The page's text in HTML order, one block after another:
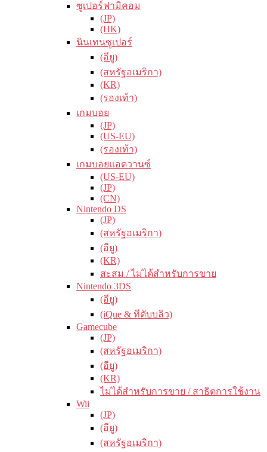
ซูเปอร์ฟามิคอม
(JP)
(HK)
นินเทนซูเปอร์
(อียู)
(สหรัฐอเมริกา)
(KR)
(รองเท้า)
เกมบอย
(JP)
(US-EU)
(รองเท้า)
เกมบอยแอดวานซ์
(US-EU)
(JP)
(CN)
Nintendo DS
(JP)
(สหรัฐอเมริกา)
(อียู)
(KR)
สะสม / ไม่ได้สำหรับการขาย
Nintendo 3DS
(อียู)
(iQue & ทีดับบลิว)
Gamecube
(JP)
(สหรัฐอเมริกา)
(อียู)
(KR)
ไม่ได้สำหรับการขาย / สาธิตการใช้งาน
Wii
(JP)
(อียู)
(สหรัฐอเมริกา)